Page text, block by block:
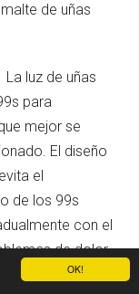
OK!
de uñas
luz de uñas
para
mejor se
El diseño
el
de los 99s
con el
de dolor